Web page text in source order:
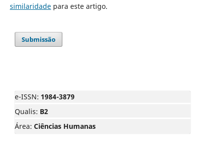
similaridadepara este artigo.
Submissão
e-ISSN: 1984-3879
Qualis: B2
Área: Ciências Humanas